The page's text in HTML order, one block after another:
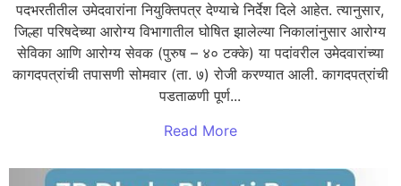
पदभरतीतील उमेदवारांना नियुक्तिपत्र देण्याचे निर्देश दिले आहेत. त्यानुसार,
जिल्हा परिषदेच्या आरोग्य विभागातील घोषित झालेल्या निकालांनुसार आरोग्य
सेविका आणि आरोग्य सेवक (पुरुष – ४० टक्के) या पदांवरील उमेदवारांच्या
कागदपत्रांची तपासणी सोमवार (ता. ७) रोजी करण्यात आली. कागदपत्रांची
पडताळणी पूर्ण...
Read More